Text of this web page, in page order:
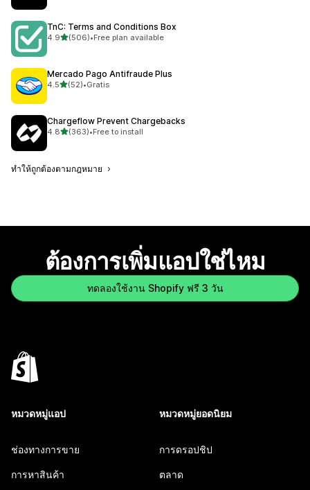
TnC: Terms and Conditions Box
4.9เต็ม 5 ดาว
(506)
ทั้งหมด 506 รีวิว
•Free plan available
Mercado Pago Antifraude Plus
4.5เต็ม 5 ดาว
(52)
ทั้งหมด 52 รีวิว
•Gratis
Chargeflow Prevent Chargebacks
4.8เต็ม 5 ดาว
(363)
ทั้งหมด 363 รีวิว
•Free to install
ทำให้ถูกต้องตามกฎหมาย
ต้องการเพิ่มแอปใช่ไหม
ทดลองใช้งาน Shopify ฟรี 3 วัน
หมวดหมู่แอป
ช่องทางการขาย
การหาสินค้า
หมวดหมู่ยอดนิยม
การดรอปชิป
ตลาด